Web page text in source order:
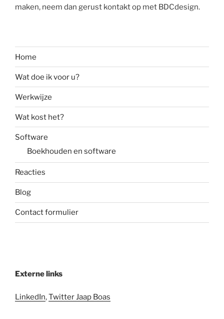
maken, neem dan gerust kontakt op met BDCdesign.
Home
Wat doe ik voor u?
Werkwijze
Wat kost het?
Software
Boekhouden en software
Reacties
Blog
Contact formulier
Externe links
LinkedIn,Twitter Jaap Boas